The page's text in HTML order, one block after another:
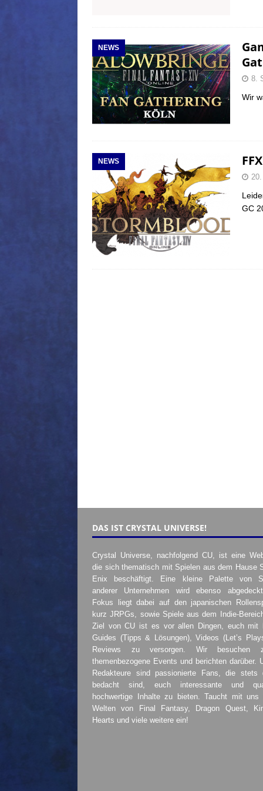
NEWS
8.
Wir
NEWS
GC
DAS IST CRYSTAL UNIVERSE!
Crystal Universe, nachfolgend CU, ist eine
die sich thematisch mit Spielen aus dem Hause
Enix beschäftigt. Eine kleine Palette von
anderer Unternehmen wird ebenso
Fokus liegt dabei auf den japanischen
kurz JRPGs, sowie Spiele aus dem Indie-
Ziel von CU ist es vor allen Dingen, euch mit
Guides (Tipps & Lösungen), Videos (Let’s
Reviews zu versorgen. Wir besuchen
themenbezogene Events und berichten darüber.
Redakteure sind passionierte Fans, die stets
bedacht sind, euch interessante und
hochwertige Inhalte zu bieten. Taucht mit
Welten von Final Fantasy, Dragon Quest,
Hearts und viele weitere ein!